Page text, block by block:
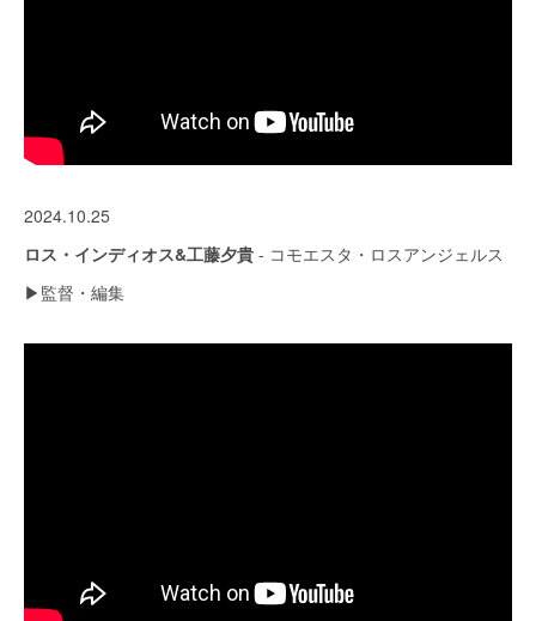
2024.10.25
ロス・インディオス&工藤夕貴 - コモエスタ・ロスアンジェルス
▶︎監督・編集